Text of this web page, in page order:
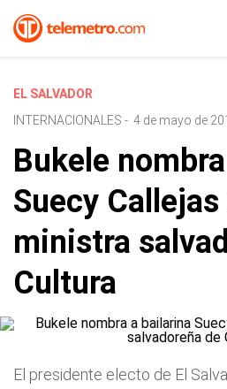
EL SALVADOR
INTERNACIONALES - 4 de mayo de
Bukele
Suecy
ministra
Cultura
El presidente electo de El